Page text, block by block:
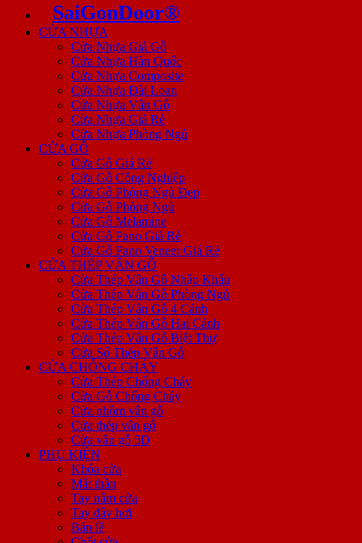
SaiGonDoor®
CỬA NHỰA
Cửa Nhựa Giả Gỗ
Cửa Nhựa Hàn Quốc
Cửa Nhựa Composite
Cửa Nhựa Đài Loan
Cửa Nhựa Vân Gỗ
Cửa Nhựa Giá Rẻ
Cửa Nhựa Phòng Ngủ
CỬA GỖ
Cửa Gỗ Giá Rẻ
Cửa Gỗ Công Nghiệp
Cửa Gỗ Phòng Ngủ Đẹp
Cửa Gỗ Phòng Ngủ
Cửa Gỗ Melamine
Cửa Gỗ Pano Giá Rẻ
Cửa Gỗ Pano Veneer Giá Rẻ
CỬA THÉP VÂN GỖ
Cửa Thép Vân Gỗ Nhập Khẩu
Cửa Thép Vân Gỗ Phòng Ngủ
Cửa Thép Vân Gỗ 4 Cánh
Cửa Thép Vân Gỗ Hai Cánh
Cửa Thép Vân Gỗ Biệt Thự
Cửa Sổ Thép Vân Gỗ
CỬA CHỐNG CHÁY
Cửa Thép Chống Cháy
Cửa Gỗ Chống Cháy
Cửa nhôm vân gỗ
Cửa thép vân gỗ
Cửa vân gỗ 5D
PHỤ KIỆN
Khóa cửa
Mắt thần
Tay nắm cửa
Tay đẩy hơi
Bản lề